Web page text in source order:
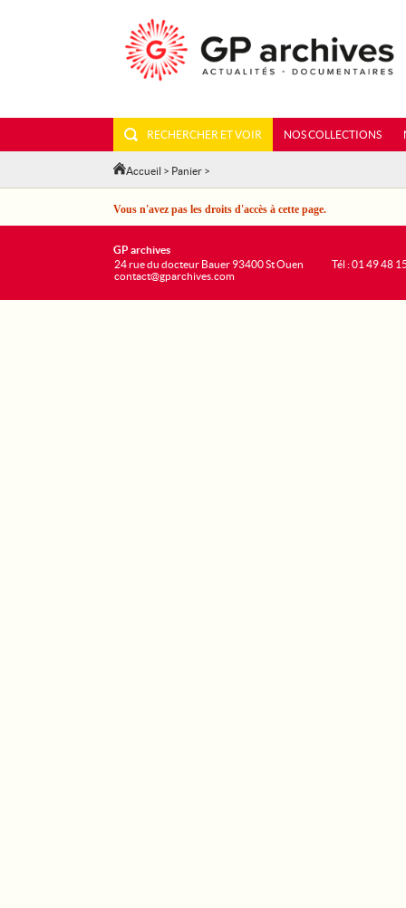
RECHERCHER ET VOIR NOS COLLECTIONS
Accueil > Panier >
Vous n'avez pas les droits d'accès à cette page.
GP archives
24 rue du docteur Bauer 93400 St Ouen
contact@gparchives.com
Tél : 01 49 48